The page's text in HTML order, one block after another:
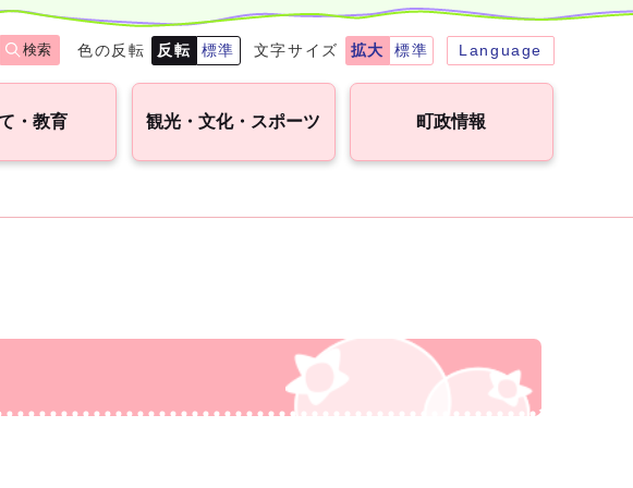
検索 色の反転 反転 標準 文字サイズ 拡大 標準 Language
・教育 観光・文化・スポーツ 町政情報